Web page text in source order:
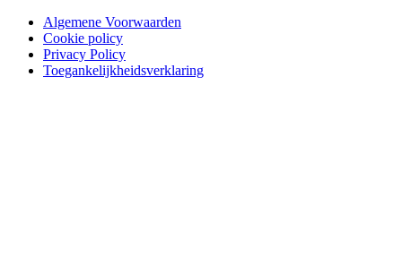
Algemene Voorwaarden
Cookie policy
Privacy Policy
Toegankelijkheidsverklaring